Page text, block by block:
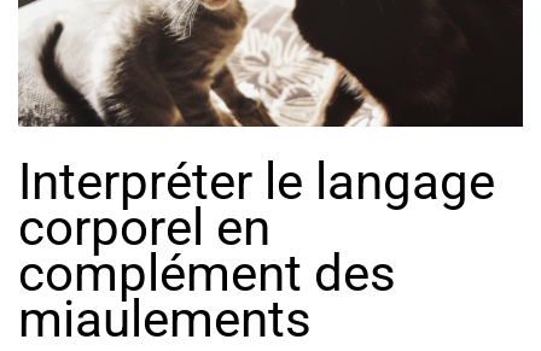
Interpréter le langage
corporel en
complément des
miaulements